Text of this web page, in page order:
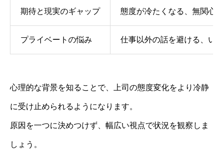
期待と現実のギャップ 態度が冷たくなる、無関心
プライベートの悩み 仕事以外の話を避ける、い
心理的な背景を知ることで、上司の態度変化をより冷静
に受け止められるようになります。
原因を一つに決めつけず、幅広い視点で状況を観察しま
しょう。